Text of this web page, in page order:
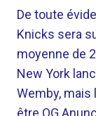
De toute
Knicks sera
moyenne de
New York
Wemby,
être OG